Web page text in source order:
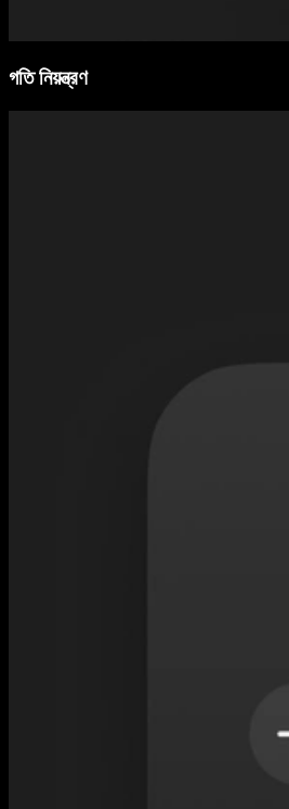
গতি নিয়ন্ত্রণ